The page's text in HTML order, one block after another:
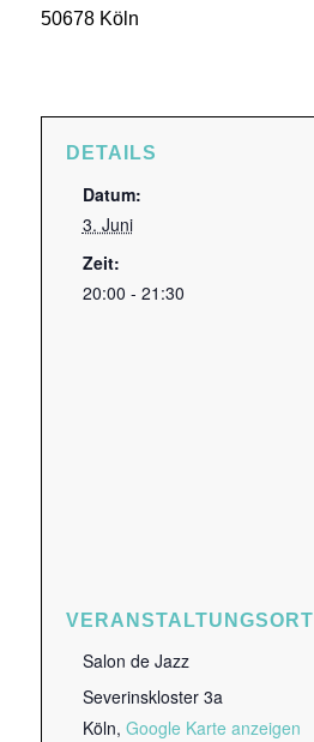
50678 Köln
DETAILS
Datum:
3. Juni
Zeit:
20:00 - 21:30
VERANSTALTUNGSORT
Salon de Jazz
Severinskloster 3a
Köln, Google Karte anzeigen